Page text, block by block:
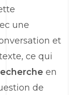
une
et
ce qui
en
de